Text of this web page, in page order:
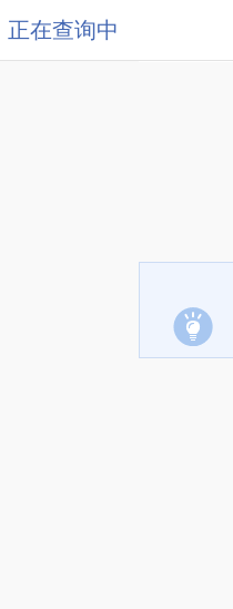
正在查询中